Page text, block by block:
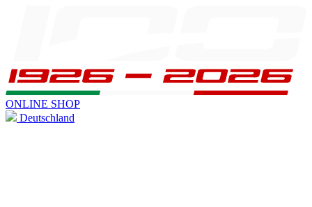
ONLINE SHOP
Deutschland